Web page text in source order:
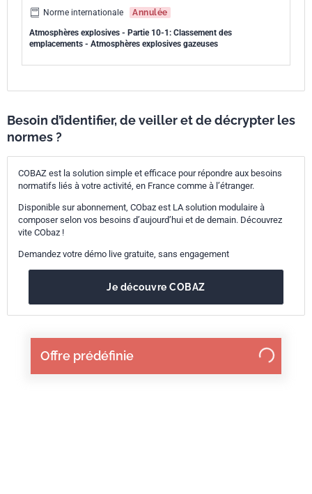
Offre prédéfinie
Norme internationale
Annulée
Atmosphères explosives - Partie 10-1: Classement des
emplacements - Atmosphères explosives gazeuses
Besoin d’identifier, de veiller et de décrypter les
normes ?
COBAZ est la solution simple et efficace pour répondre aux besoins
normatifs liés à votre activité, en France comme à l’étranger.
Disponible sur abonnement, CObaz est LA solution modulaire à
composer selon vos besoins d’aujourd’hui et de demain. Découvrez
vite CObaz !
Demandez votre démo live gratuite, sans engagement
Je découvre COBAZ